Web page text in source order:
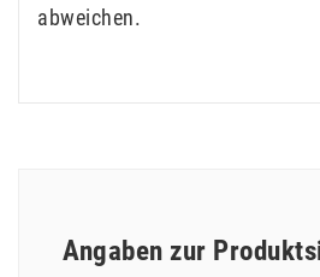
abweichen.
Angaben zur